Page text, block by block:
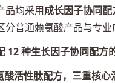
品均采用成长因子协同配
分普通赖氨酸产品与专业
12 种生长因子协同配方
酸活性肽配方，三重核